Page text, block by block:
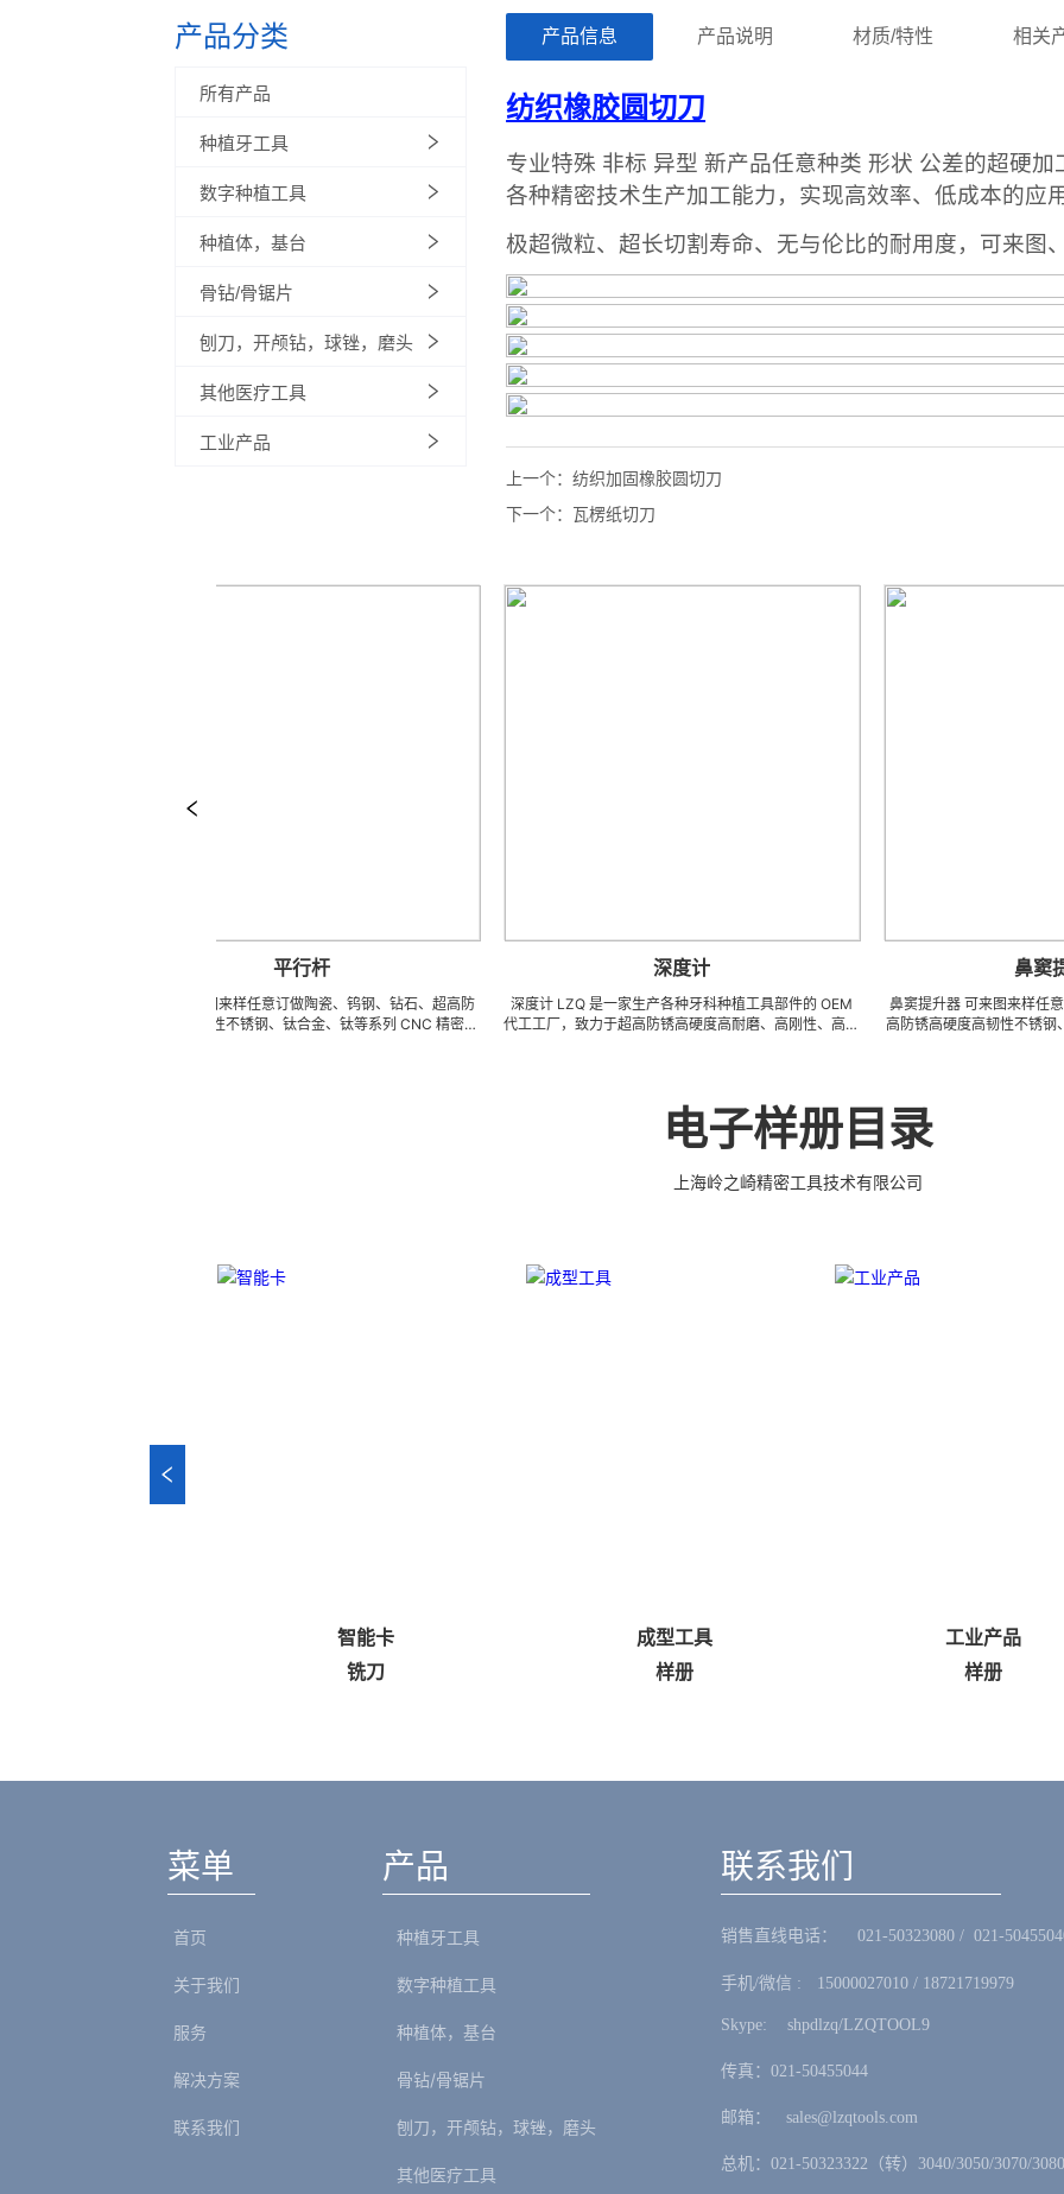
产品分类
所有产品
种植牙工具
数字种植工具
种植体，基台
骨钻/骨锯片
刨刀，开颅钻，球锉，磨头
其他医疗工具
工业产品
ㅤㅤ产品信息ㅤㅤ ㅤㅤ产品说明ㅤㅤ ㅤㅤ材质/特性ㅤㅤ ㅤㅤ相关
上一个：纺织加固橡胶圆切刀
下一个： 瓦楞纸切刀
平行杆 可来图来样任意订做陶瓷、钨钢、钻石、超高防
锈高硬度高韧性不锈钢、钛合金、钛等系列 CNC 精密刀
深度计 LZQ 是一家生产各种牙科种植工具部件的 OEM
代工工厂，致力于超高防锈高硬度高耐磨、高刚性、高抗
我们专业为客户生产成套手术工具。 有大量现货，亦可
来图来样任意定制各种牙科种植工具部件，而且性价比很
鼻窦提升器
鼻窦提升器 可来图来样任意订做陶瓷
高防锈高硬度高韧性不锈钢、钛合金
工，具有完美的刃口品质和高可至
0.5um) 的尺寸公差，实现高效率、
电子样册目录
上海岭之崎精密工具技术有限公司
智能卡
铣刀
成型工具
样册
工业产品
样册
菜单
首页
关于我们
服务
解决方案
联系我们
产品
种植牙工具
数字种植工具
种植体，基台
骨钻/骨锯片
刨刀，开颅钻，球锉，磨头
其他医疗工具
联系我们
销售直线电话：ㅤ 021-50323080 / 021-
手机/微信 :ㅤ15000027010 / 18721719979
Skype: ㅤshpdlzq/LZQTOOL9
传真：021-50455044
邮箱：ㅤsales@lzqtools.com
总机：021-50323322（转）3040/3050/3070/